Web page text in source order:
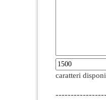
caratteri